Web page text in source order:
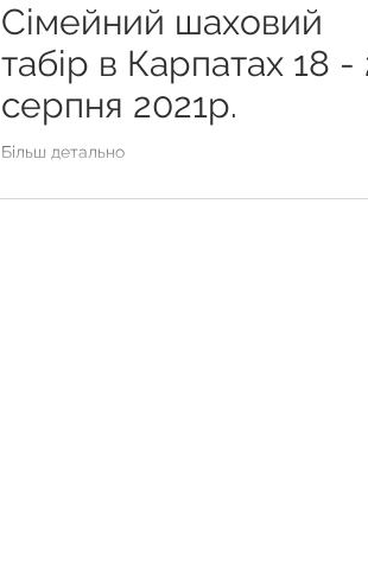
Сімейний шаховий
табір в Карпатах 18 - 22
серпня 2021р.
Більш детально